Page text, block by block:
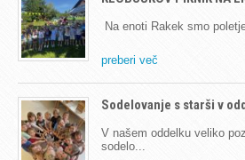
Na enoti Rakek smo
preberi več
Sodelovanje s starši v
V našem oddelku veliko
sodelo